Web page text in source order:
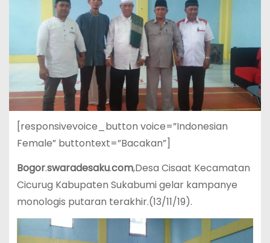
[responsivevoice_button voice=”Indonesian
Female” buttontext=”Bacakan”]
Bogor.swaradesaku.com,Desa Cisaat Kecamatan
Cicurug Kabupaten Sukabumi gelar kampanye
monologis putaran terakhir.(13/11/19).